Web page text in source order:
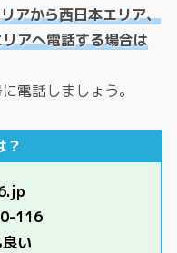
アから西日本エリア、
アへ電話する場合は
電話しましょう。
？
116
い